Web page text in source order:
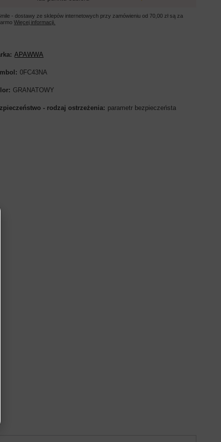
- dostawy ze sklepów internetowych przy zamówieniu od 70,00 zł są za
Więcej informacji.
APAWWA
0FC43NA
GRANATOWY
- rodzaj ostrzeżenia parametr bezpieczeństa